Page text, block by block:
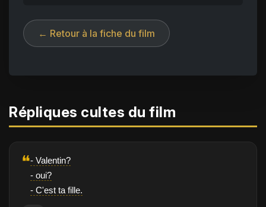
← Retour à la fiche du film
Répliques cultes du film
❝- Valentin?
- oui?
- C'est ta fille.